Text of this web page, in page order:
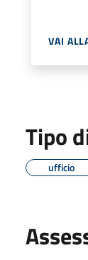
VAI
Tipo
ufficio